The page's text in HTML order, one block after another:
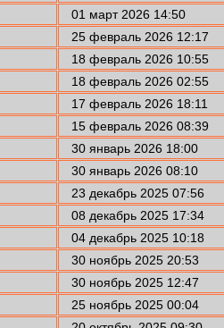
01 март 2026 14:50
25 февраль 2026 12:17
18 февраль 2026 10:55
18 февраль 2026 02:55
17 февраль 2026 18:11
15 февраль 2026 08:39
30 январь 2026 18:00
30 январь 2026 08:10
23 декабрь 2025 07:56
08 декабрь 2025 17:34
04 декабрь 2025 10:18
30 ноябрь 2025 20:53
30 ноябрь 2025 12:47
25 ноябрь 2025 00:04